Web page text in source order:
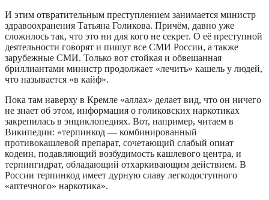
И этим отвратительным преступлением занимается министр
здравоохранения Татьяна Голикова. Причём, давно уже
сложилось так, что это ни для кого не секрет. О её преступной
деятельности говорят и пишут все СМИ России, а также
зарубежные СМИ. Только вот стойкая и обвешанная
бриллиантами министр продолжает «лечить» кашель у людей,
что называется «в кайф».
Пока там наверху в Кремле «аллах» делает вид, что он ничего
не знает об этом, информация о голиковских наркотиках
закрепилась в энциклопедиях. Вот, например, читаем в
Википедии: «терпинкод — комбинированный
противокашлевой препарат, сочетающий слабый опиат
кодеин, подавляющий возбудимость кашлевого центра, и
терпингидрат, обладающий отхаркивающим действием. В
России терпинкод имеет дурную славу легкодоступного
«аптечного» наркотика».